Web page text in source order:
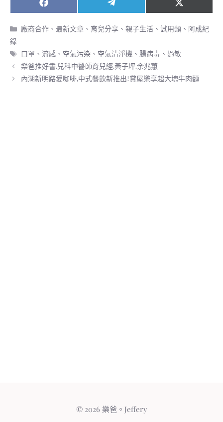
Share
on
F
a
c
e
o
o
k
Share
on
e
l
e
r
a
m
Share
on
X
(
w
r
分
廠商合作 、最新文章 、 育兒分享 、親子生活 、試用類 、 阿成紀
錄
標
籤
口罩 、 流感 、 空氣污染 、 空氣清淨機 、 腸病毒 、過敏
樂爸推好書.兒科中醫師育兒經.黃子坪.余兆蕙
內湖新明路愛咖啡,中式餐飲新推出!賞屋樂享超大塊牛肉麵
© 2026 樂爸。Jeffery